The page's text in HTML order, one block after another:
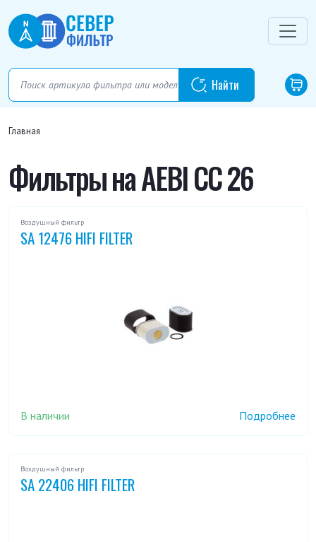
Главная
Фильтры на AEBI CC 26
Воздушный фильтр
SA 12476 HIFI FILTER
В наличии Подробнее
Воздушный фильтр
SA 22406 HIFI FILTER